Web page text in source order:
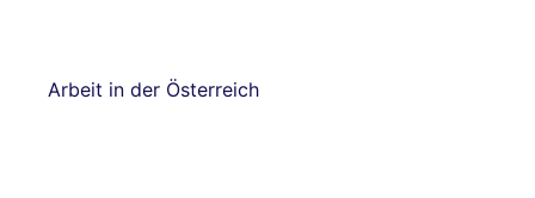
Arbeit in der Österreich